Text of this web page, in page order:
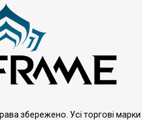
збережено. Усі торгові марки